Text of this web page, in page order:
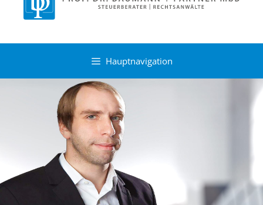
Hauptnavigation